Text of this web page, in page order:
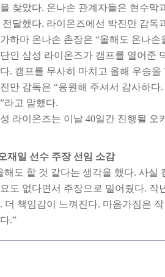
찾았다. 온나손 관계자들은 현수막
전달했다. 라이온즈에선 박진만 감
하마 온나손 촌장은 “올해도 온나
인 삼성 라이온즈가 캠프를 열어준
. 캠프를 무사히 마치고 올해 우승
만 감독은 “응원해 주셔서 감사하
라고 말했다.
라이온즈는 이날 40일간 진행될
재일 선수 주장 선임 소감
해도 할 것 같다는 생각을 했다. 사실
도 없다면서 주장으로 밀어줬다. 작
더 책임감이 느껴진다. 마음가짐은
.”